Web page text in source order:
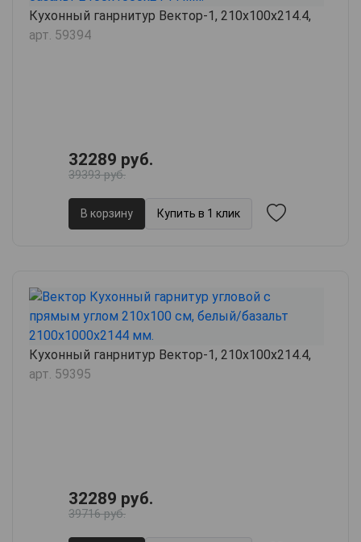
Кухонный ганрнитур Вектор-1, 210х100х214.4,
арт. 59394
32289 руб.
39393 руб.
В корзину Купить в 1 клик
Кухонный ганрнитур Вектор-1, 210х100х214.4,
арт. 59395
32289 руб.
39716 руб.